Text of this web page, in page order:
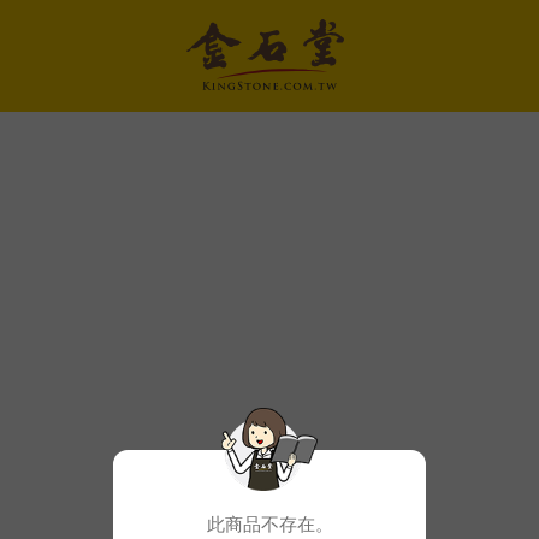
此商品不存在。